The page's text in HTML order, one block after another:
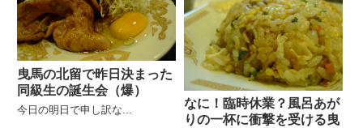
曳馬の北留で昨日決まった
同級生の誕生会（爆）
今日の明日で申し訳な...
なに！臨時休業？風呂あが
りの一杯に衝撃を受ける曳